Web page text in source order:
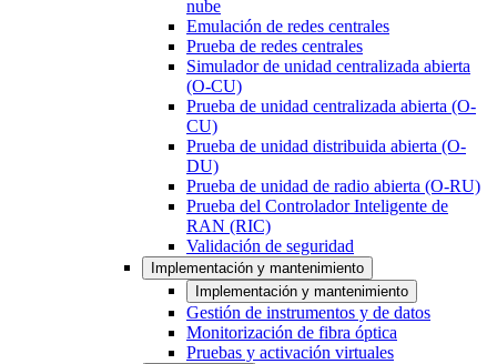
nube
Emulación de redes centrales
Prueba de redes centrales
Simulador de unidad centralizada abierta
(O-CU)
Prueba de unidad centralizada abierta (O-
CU)
Prueba de unidad distribuida abierta (O-
DU)
Prueba de unidad de radio abierta (O-RU)
Prueba del Controlador Inteligente de
RAN (RIC)
Validación de seguridad
Implementación y mantenimiento
Implementación y mantenimiento
Gestión de instrumentos y de datos
Monitorización de fibra óptica
Pruebas y activación virtuales